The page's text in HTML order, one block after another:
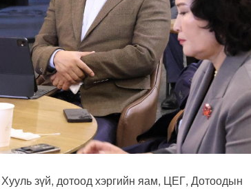
зүй, дотоод хэргийн яам, ЦЕГ, Дотоодын